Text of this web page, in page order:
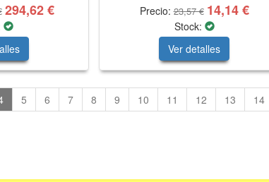
294,62 € Precio:23,57 € 14,14 €
Stock:
Ver detalles
5 6 7 8 9 10 11 12 13 14